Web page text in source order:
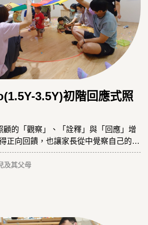
3.5Y)初階回應式照
顧的「觀察」、「詮釋」與「回應」增
正向回饋，也讓家長從中覺察自己的需
。
及其父母